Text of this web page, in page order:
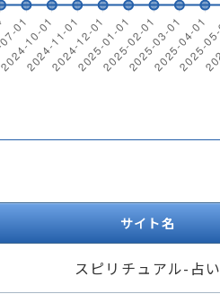
サイト名
スピリチュアル-占い